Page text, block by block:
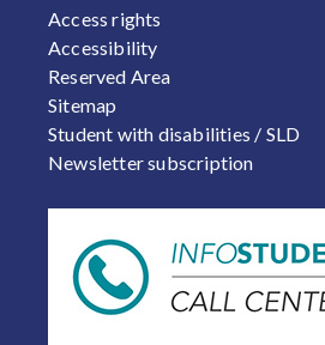
FOOTER 2
Access rights
Accessibility
Reserved Area
Sitemap
Student with disabilities / SLD
Newsletter subscription